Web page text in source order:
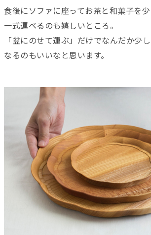
食後にソファに座ってお茶と和菓子を
一式運べるのも嬉しいところ。
「盆にのせて運ぶ」だけでなんだか少
なるのもいいなと思います。